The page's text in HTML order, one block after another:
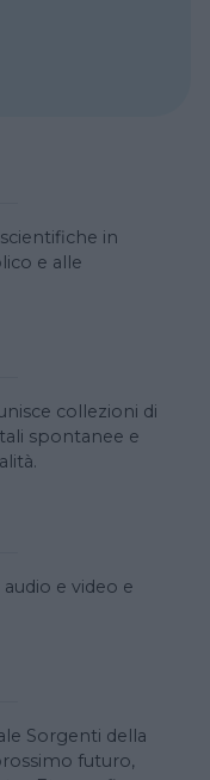
in
e alle
collezioni di
spontanee e
e video e
Sorgenti della
futuro,